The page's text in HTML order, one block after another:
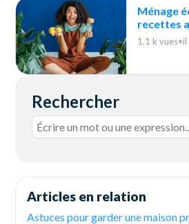
Ménage
recettes
1.1 k vues•il
Rechercher
Articles en relation
Astuces pour garder une maison